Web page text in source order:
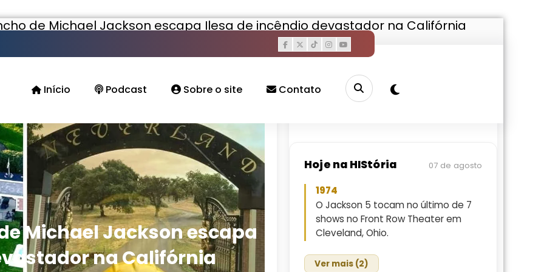
Início
Podcast Sobre o site Contato
de Michael Jackson escapa Ilesa de incêndio devastador na Califórnia
Michael Jackson escapa
na Califórnia
Hoje na HIStória 07 de agosto
1974
O Jackson 5 tocam no último de 7
shows no Front Row Theater em
Cleveland, Ohio.
Ver mais (2)